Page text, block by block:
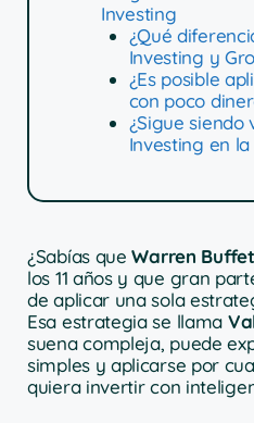
Investing
¿Qué
Investing y
¿Es posible
con poco
¿Sigue siendo
Investing en
¿Sabías queWarren
los 11 años y que gran
de aplicar una sola
Esa estrategia se llama
suena compleja, puede
simples y aplicarse por
quiera invertir con